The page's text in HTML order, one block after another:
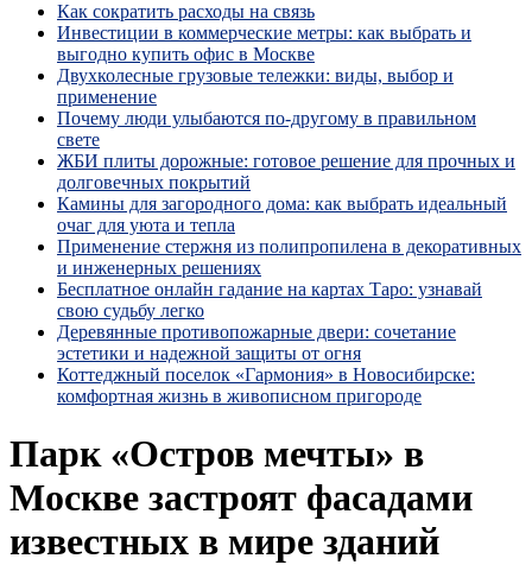
Как сократить расходы на связь
Инвестиции в коммерческие метры: как выбрать и
выгодно купить офис в Москве
Двухколесные грузовые тележки: виды, выбор и
применение
Почему люди улыбаются по‑другому в правильном
свете
ЖБИ плиты дорожные: готовое решение для прочных и
долговечных покрытий
Камины для загородного дома: как выбрать идеальный
очаг для уюта и тепла
Применение стержня из полипропилена в декоративных
и инженерных решениях
Бесплатное онлайн гадание на картах Таро: узнавай
свою судьбу легко
Деревянные противопожарные двери: сочетание
эстетики и надежной защиты от огня
Коттеджный поселок «Гармония» в Новосибирске:
комфортная жизнь в живописном пригороде
Парк «Остров мечты» в
Москве застроят фасадами
известных в мире зданий